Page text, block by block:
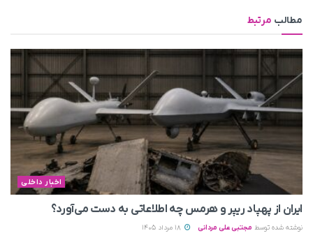
مطالب مرتبط
اخبار داخلی
ایران از پهپاد ریپر و هرمس چه اطلاعاتی به دست می‌آورد؟
نوشته شده توسط مجتبی علی مردانی